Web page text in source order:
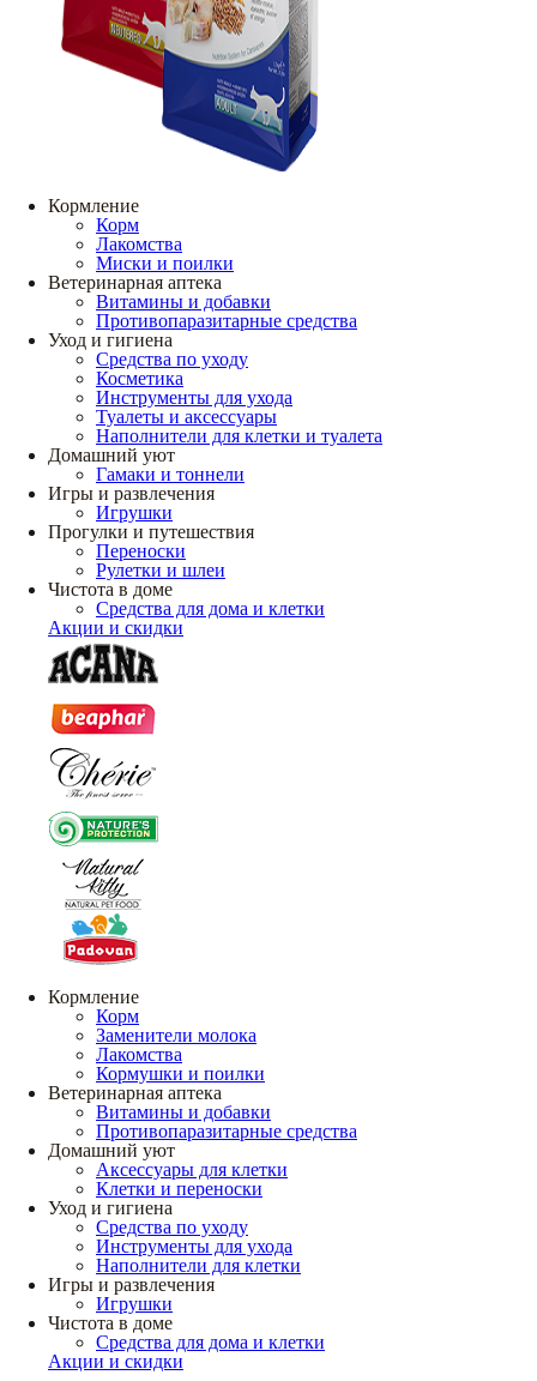
Кормление
Корм
Лакомства
Миски и поилки
Ветеринарная аптека
Витамины и добавки
Противопаразитарные средства
Уход и гигиена
Средства по уходу
Косметика
Инструменты для ухода
Туалеты и аксессуары
Наполнители для клетки и туалета
Домашний уют
Гамаки и тоннели
Игры и развлечения
Игрушки
Прогулки и путешествия
Переноски
Рулетки и шлеи
Чистота в доме
Средства для дома и клетки
Акции и скидки
Кормление
Корм
Заменители молока
Лакомства
Кормушки и поилки
Ветеринарная аптека
Витамины и добавки
Противопаразитарные средства
Домашний уют
Аксессуары для клетки
Клетки и переноски
Уход и гигиена
Средства по уходу
Инструменты для ухода
Наполнители для клетки
Игры и развлечения
Игрушки
Чистота в доме
Средства для дома и клетки
Акции и скидки